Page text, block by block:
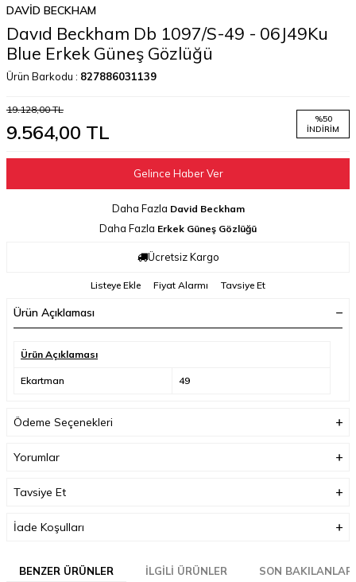
DAVID BECKHAM
Davıd Beckham Db 1097/S-49 - 06J49Ku
Blue Erkek Güneş Gözlüğü
Ürün Barkodu : 827886031139
19.128,00TL
9.564,00 TL
%50
İNDIRIM
Gelince Haber Ver
Daha Fazla David Beckham
Daha Fazla Erkek Güneş Gözlüğü
Ücretsiz Kargo
Listeye Ekle Fiyat Alarmı Tavsiye Et
Ürün Açıklaması
Ürün Açıklaması
Ekartman 49
Ödeme Seçenekleri
Yorumlar
Tavsiye Et
İade Koşulları
BENZER ÜRÜNLER İLGILI ÜRÜNLER SON BAKILANLAR